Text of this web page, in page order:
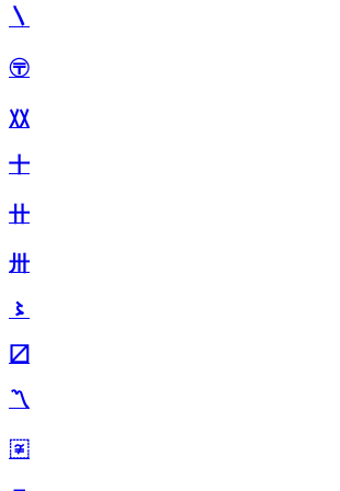
〵
〶
〷
〸
〹
〺
〻
〼
〽
〾